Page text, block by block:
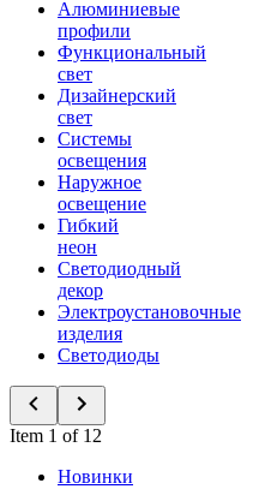
Алюминиевые
профили
Функциональный
свет
Дизайнерский
свет
Системы
освещения
Наружное
освещение
Гибкий
неон
Светодиодный
декор
Электроустановочные
изделия
Светодиоды
Item 1 of 12
Новинки